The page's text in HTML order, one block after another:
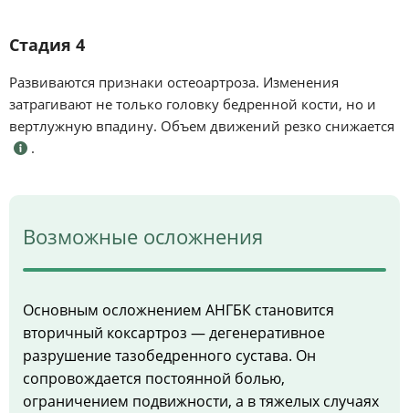
Стадия 4
Развиваются признаки остеоартроза. Изменения
затрагивают не только головку бедренной кости, но и
вертлужную впадину. Объем движений резко снижается
.
Возможные осложнения
Основным осложнением АНГБК становится
вторичный коксартроз — дегенеративное
разрушение тазобедренного сустава. Он
сопровождается постоянной болью,
ограничением подвижности, а в тяжелых случаях